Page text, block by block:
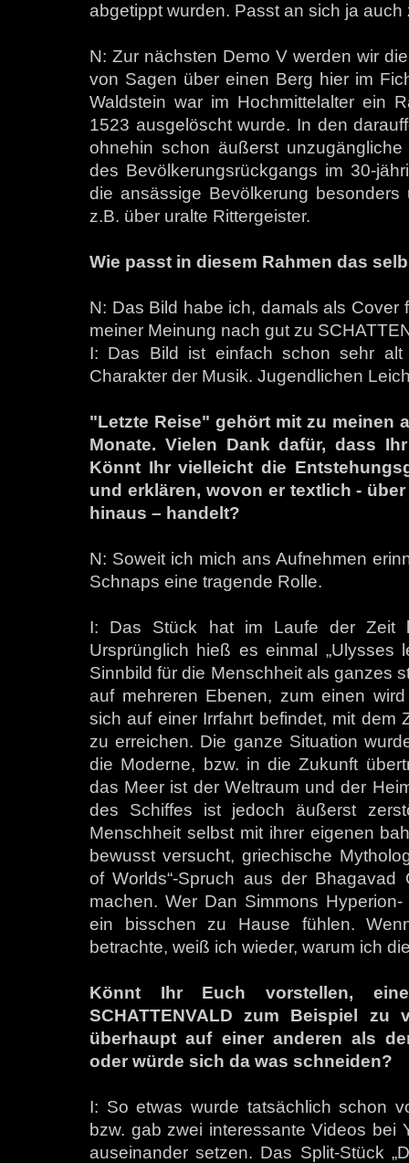
abgetippt wurden. Passt an sich ja
N: Zur nächsten Demo V werden wir
von Sagen über einen Berg hier im
Waldstein war im Hochmittelalter ein
1523 ausgelöscht wurde. In den
ohnehin schon äußerst
des Bevölkerungsrückgangs im 30-
die ansässige Bevölkerung
z.B. über uralte Rittergeister.
Wie passt in diesem Rahmen das
N: Das Bild habe ich, damals als
meiner Meinung nach gut zu
I: Das Bild ist einfach schon sehr
Charakter der Musik. Jugendlichen
"Letzte Reise" gehört mit zu meinen
Monate. Vielen Dank dafür, dass
Könnt Ihr vielleicht die
und erklären, wovon er textlich -
hinaus – handelt?
N: Soweit ich mich ans Aufnehmen
Schnaps eine tragende Rolle.
I: Das Stück hat im Laufe der Zeit
Ursprünglich hieß es einmal „Ulysses
Sinnbild für die Menschheit als ganzes
auf mehreren Ebenen, zum einen
sich auf einer Irrfahrt befindet, mit dem
zu erreichen. Die ganze Situation
die Moderne, bzw. in die Zukunft
das Meer ist der Weltraum und der
des Schiffes ist jedoch äußerst
Menschheit selbst mit ihrer eigenen
bewusst versucht, griechische
of Worlds“-Spruch aus der
machen. Wer Dan Simmons
ein bisschen zu Hause fühlen.
betrachte, weiß ich wieder, warum ich
Könnt Ihr Euch vorstellen,
SCHATTENVALD zum Beispiel zu
überhaupt auf einer anderen als
oder würde sich da was schneiden?
I: So etwas wurde tatsächlich schon
bzw. gab zwei interessante Videos bei
auseinander setzen. Das Split-Stück